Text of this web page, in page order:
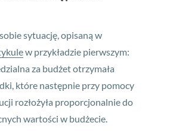
sytuację, opisaną w
w przykładzie pierwszym:
za budżet otrzymała
które następnie przy pomocy
rozłożyła proporcjonalnie do
wartości w budżecie.